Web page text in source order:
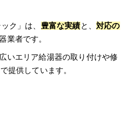
ク」は、 豊富な実績と、対応の
業者です。
いエリア給湯器の取り付けや修
提供しています。